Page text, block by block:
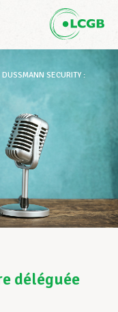
DUSSMANN SECURITY :
déléguée